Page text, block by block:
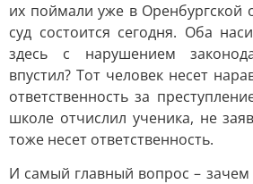
их поймали уже в Оренбургской
суд состоится сегодня. Оба
здесь с нарушением
впустил? Тот человек несет
ответственность за
школе отчислил ученика, не
тоже несет ответственность.
И самый главный вопрос –